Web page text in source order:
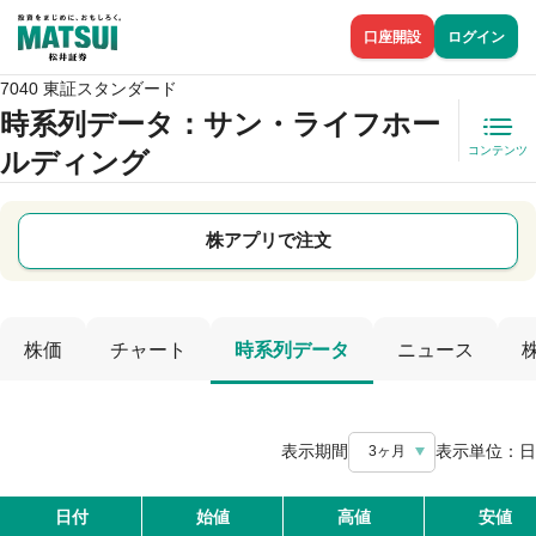
口座開設 ログイン
7040 東証スタンダード
時系列データ ：サン・ライフホー
ルディング
コンテンツ
株アプリで注文
株価 チャート 時系列データ ニュース
表示期間 3ヶ月 表示単位： 日
日付 始値 高値 安値